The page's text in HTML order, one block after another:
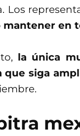
Los
mantener en
la única
que siga